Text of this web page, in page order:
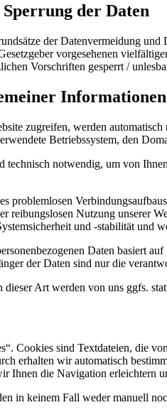
der Daten
der Datenvermeidung
vorgesehenen
Vorschriften gesperrt /
zugreifen, werden
Betriebssystem, den
technisch notwendig, um von
problemlosen
reibungslosen Nutzung unserer
und -stabilität und
Daten basiert
der Daten sind nur die
Art werden von uns ggfs.
Cookies sind Textdateien, die
erhalten wir automatisch
Ihnen die Navigation erleichtern
in keinem Fall weder manuell